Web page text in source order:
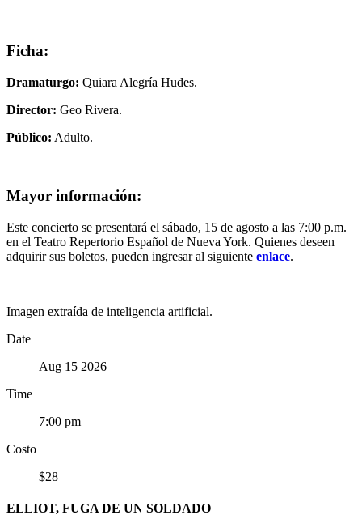
Ficha:
Dramaturgo: Quiara Alegría Hudes.
Director: Geo Rivera.
Público: Adulto.
Mayor información:
Este concierto se presentará el sábado, 15 de agosto a las 7:00 p.m.
en el Teatro Repertorio Español de Nueva York. Quienes deseen
adquirir sus boletos, pueden ingresar al siguiente enlace.
Imagen extraída de inteligencia artificial.
Date
Aug 15 2026
Time
7:00 pm
Costo
$28
ELLIOT, FUGA DE UN SOLDADO